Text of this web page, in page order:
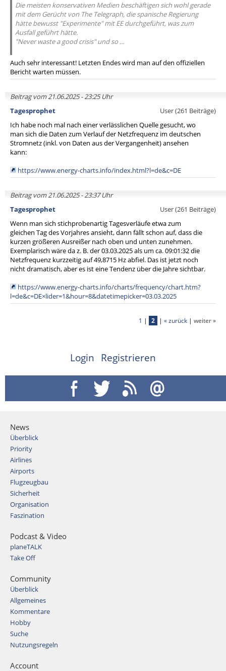
Die meisten konservativen Medien beschäftigen sich wohl gerade
mit dem Gerücht von The Telegraph, die spanische Regierung
hätte bewusst "Experimente" mit EE durchgeführt, was zum
Ausfall geführt hätte.
"Never waste a good crisis" und so ...
Auch sehr interessant! Letzten Endes wird man auf den offiziellen
Bericht warten müssen.
Beitrag vom 21.06.2025 - 23:25 Uhr
Tagesprophet
User (261 Beiträge)
Ich habe noch mal nach einer verlässlichen Quelle gesucht, wo
man sich die Daten zum Verlauf der Netzfrequenz im deutschen
Stromnetz (inkl. von Daten aus der Vergangenheit) ansehen
kann:
https://www.energy-charts.info/index.html?l=de&c=DE
Beitrag vom 21.06.2025 - 23:37 Uhr
Tagesprophet
User (261 Beiträge)
Wenn man sich stichprobenartig Tagesverläufe etwa zum
gleichen Tag des Vorjahres ansieht, dann fällt schon auf, dass die
kurzen größeren Ausreißer nach oben und unten zunehmen.
Exemplarisch wäre da z. B. der 03.03.2025 als um ca. 09:01:32 die
Netzfrequenz kurzzeitig auf 49,8715 Hz abfiel. Das ist jetzt noch
nicht dramatisch, aber es ist eine Tendenz über die Jahre sichtbar.
https://www.energy-charts.info/charts/frequency/chart.htm?
l=de&c=DE×lider=1&hour=8&datetimepicker=03.03.2025
1 | 2 | « zurück | weiter »
Login Registrieren
News
Überblick
Priority
Airlines
Airports
Flugzeugbau
Sicherheit
Organisation
Faszination
Podcast & Video
planeTALK
Take Off
Community
Überblick
Allgemeines
Kommentare
Hobby
Suche
Nutzungsregeln
Account